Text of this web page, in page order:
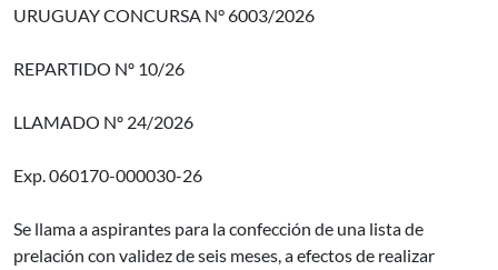
URUGUAY CONCURSA N° 6003/2026
REPARTIDO Nº 10/26
LLAMADO Nº 24/2026
Exp. 060170-000030-26
Se llama a aspirantes para la confección de una lista de
prelación con validez de seis meses, a efectos de realizar